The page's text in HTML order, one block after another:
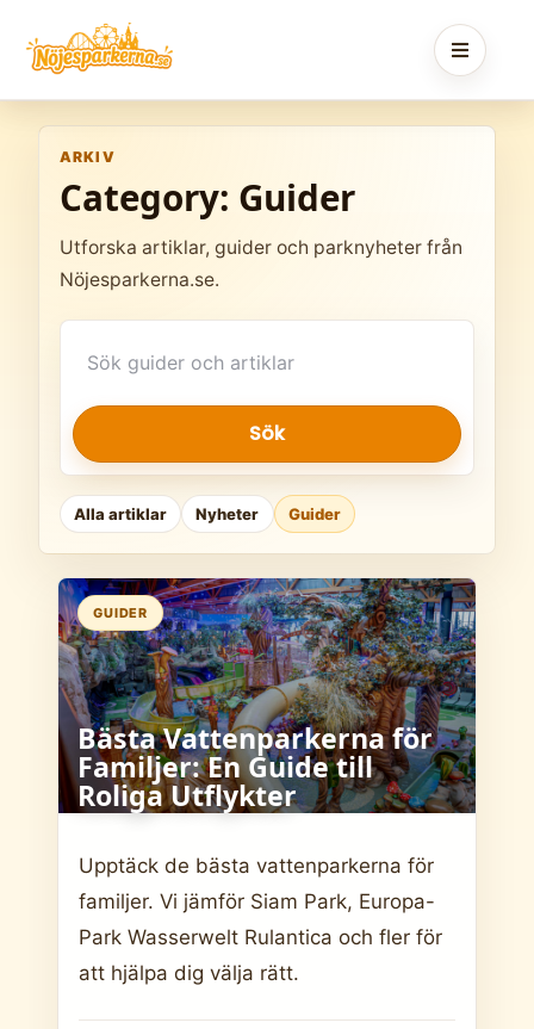
content
ARKIV
Category: Guider
Utforska artiklar, guider och parknyheter från
Nöjesparkerna.se.
artiklar
Sök
Alla artiklar Nyheter Guider
GUIDER
Bästa Vattenparkerna för
Familjer: En Guide till
Roliga Utflykter
Upptäck de bästa vattenparkerna för
familjer. Vi jämför Siam Park, Europa-
Park Wasserwelt Rulantica och fler för
att hjälpa dig välja rätt.